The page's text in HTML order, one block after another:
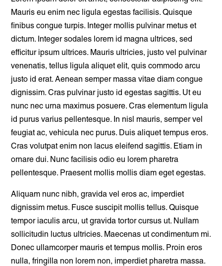
Mauris eu enim nec ligula egestas facilisis. Quisque
finibus congue turpis. Integer mollis pulvinar metus et
dictum. Integer sodales lorem id magna ultrices, sed
efficitur ipsum ultrices. Mauris ultricies, justo vel pulvinar
venenatis, tellus ligula aliquet elit, quis commodo arcu
justo id erat. Aenean semper massa vitae diam congue
dignissim. Cras pulvinar justo id egestas sagittis. Ut eu
nunc nec urna maximus posuere. Cras elementum ligula
id purus varius pellentesque. In nisl mauris, semper vel
feugiat ac, vehicula nec purus. Duis aliquet tempus eros.
Cras volutpat enim non lacus eleifend sagittis. Etiam in
ornare dui. Nunc facilisis odio eu lorem pharetra
pellentesque. Praesent mollis mollis diam eget egestas.
Aliquam nunc nibh, gravida vel eros ac, imperdiet
dignissim metus. Fusce suscipit mollis tellus. Quisque
tempor iaculis arcu, ut gravida tortor cursus ut. Nullam
sollicitudin luctus ultricies. Maecenas ut condimentum mi.
Donec ullamcorper mauris et tempus mollis. Proin eros
nulla, fringilla non lorem non, imperdiet pharetra massa.